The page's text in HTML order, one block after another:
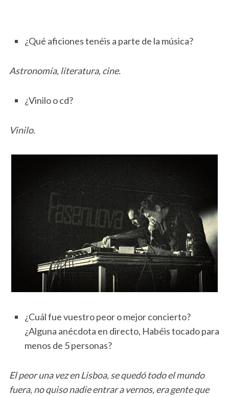
¿Qué aficiones tenéis a parte de la música?
Astronomía, literatura, cine.
¿Vinilo o cd?
Vinilo.
¿Cuál fue vuestro peor o mejor concierto?
¿Alguna anécdota en directo, Habéis tocado para
menos de 5 personas?
El peor una vez en Lisboa, se quedó todo el mundo
fuera, no quiso nadie entrar a vernos, era gente que